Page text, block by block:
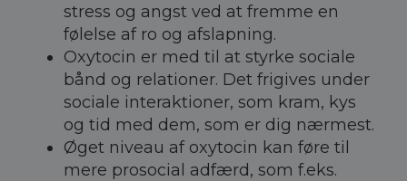
stress og angst ved at fremme en
følelse af ro og afslapning.
Oxytocin er med til at styrke sociale
bånd og relationer. Det frigives under
sociale interaktioner, som kram, kys
og tid med dem, som er dig nærmest.
Øget niveau af oxytocin kan føre til
mere prosocial adfærd, som f.eks.